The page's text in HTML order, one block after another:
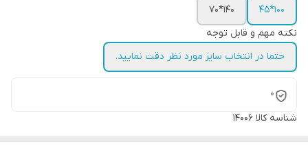
100*45
140*70
نکته مهم و قابل توجه
حتما در انتخاب سایز مورد نظر دقت نمایید.
0
شناسه کالا 14006